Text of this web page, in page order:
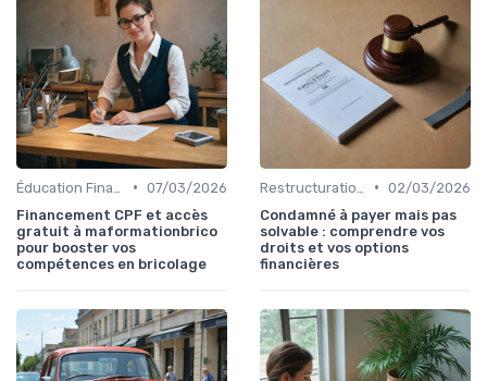
• 07/03/2026
Financement CPF et accès
gratuit à maformationbrico
pour booster vos
compétences en bricolage
• 02/03/2026
Condamné à payer mais pas
solvable : comprendre vos
droits et vos options
financières